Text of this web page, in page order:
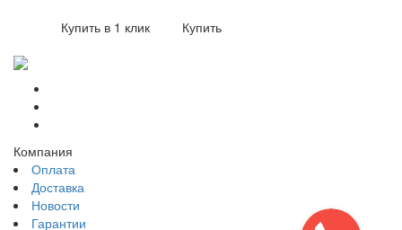
Купить в 1 клик Купить
Компания
Оплата
Доставка
Новости
Гарантии